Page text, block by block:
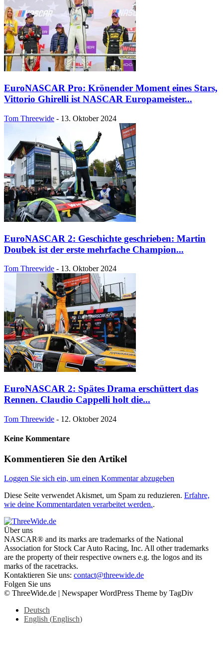
EuroNASCAR Pro: Krönender Moment eines Stars,
Vittorio Ghirelli ist NASCAR Europameister...
Tom Threewide - 13. Oktober 2024
EuroNASCAR 2: Geschichte geschrieben: Martin
Doubek ist der erste mehrfache Champion...
Tom Threewide - 13. Oktober 2024
EuroNASCAR 2: Spätes Drama erschüttert das
Rennen. Claudio Cappelli holt die...
Tom Threewide - 12. Oktober 2024
Keine Kommentare
Kommentieren Sie den Artikel
Loggen Sie sich ein, um einen Kommentar abzugeben
Diese Seite verwendet Akismet, um Spam zu reduzieren. Erfahre,
wie deine Kommentardaten verarbeitet werden..
Über uns
NASCAR® and its marks are trademarks of the National
Association for Stock Car Auto Racing, Inc. All other trademarks
are the property of their respective owners e.g. the logos and its
marks of the racetracks.
Kontaktieren Sie uns: contact@threewide.de
Folgen Sie uns
© ThreeWide.de | Newspaper WordPress Theme by TagDiv
Deutsch
English (Englisch)